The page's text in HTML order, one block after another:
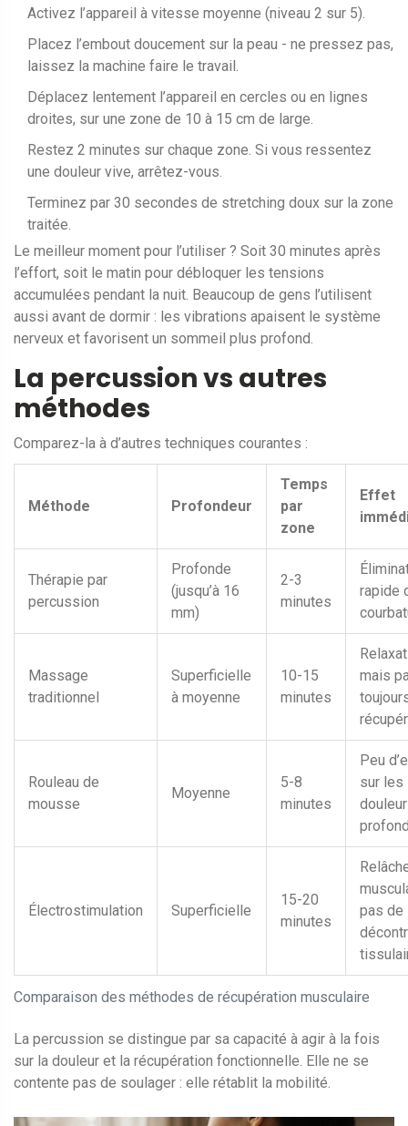
Activez l’appareil à vitesse moyenne (niveau 2 sur 5).
Placez l’embout doucement sur la peau - ne pressez pas,
laissez la machine faire le travail.
Déplacez lentement l’appareil en cercles ou en lignes
droites, sur une zone de 10 à 15 cm de large.
Restez 2 minutes sur chaque zone. Si vous ressentez
une douleur vive, arrêtez-vous.
Terminez par 30 secondes de stretching doux sur la zone
traitée.
Le meilleur moment pour l’utiliser ? Soit 30 minutes après
l’effort, soit le matin pour débloquer les tensions
accumulées pendant la nuit. Beaucoup de gens l’utilisent
aussi avant de dormir : les vibrations apaisent le système
nerveux et favorisent un sommeil plus profond.
La percussion vs autres
méthodes
Comparez-la à d’autres techniques courantes :
Comparaison des méthodes de récupération musculaire
Méthode Profondeur
Temps
par
zone
Effet
Thérapie par
percussion
Profonde
(jusqu’à 16
mm)
2-3
minutes
rapide
Massage
traditionnel
Superficielle
à moyenne
10-15
minutes
mais
Rouleau de
mousse
Moyenne
5-8
minutes
Peu
sur les
Électrostimulation Superficielle
15-20
minutes
pas de
La percussion se distingue par sa capacité à agir à la fois
sur la douleur et la récupération fonctionnelle. Elle ne se
contente pas de soulager : elle rétablit la mobilité.